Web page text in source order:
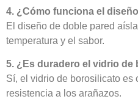
4. ¿Cómo funciona el
El diseño de doble pared
temperatura y el sabor.
5. ¿Es duradero el vidrio de
Sí, el vidrio de borosilicato es
resistencia a los arañazos.